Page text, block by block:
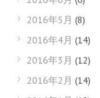
2016年5月 (8)
2016年4月 (14)
2016年3月 (12)
2016年2月 (14)